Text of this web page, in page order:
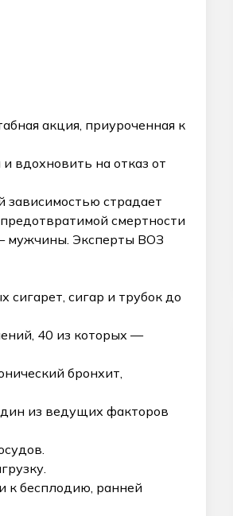
акция, приуроченная к
вдохновить на отказ от
зависимостью страдает
смертности
мужчины. Эксперты ВОЗ
сигар и трубок до
40 из которых —
бронхит,
из ведущих факторов
к бесплодию, ранней